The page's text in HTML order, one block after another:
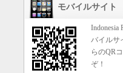
モバイルサイト
Indonesia
バイルサ
らのQR
ぞ！